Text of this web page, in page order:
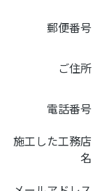
郵便番号
ご住所
電話番号
施工した工務店
名